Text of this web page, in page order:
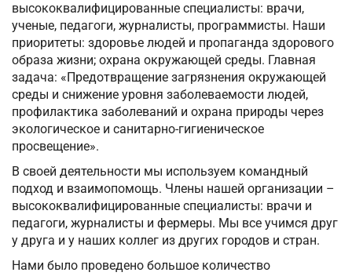
высококвалифицированные специалисты: врачи,
ученые, педагоги, журналисты, программисты. Наши
приоритеты: здоровье людей и пропаганда здорового
образа жизни; охрана окружающей среды. Главная
задача: «Предотвращение загрязнения окружающей
среды и снижение уровня заболеваемости людей,
профилактика заболеваний и охрана природы через
экологическое и санитарно-гигиеническое
просвещение».
В своей деятельности мы используем командный
подход и взаимопомощь. Члены нашей организации –
высококвалифицированные специалисты: врачи и
педагоги, журналисты и фермеры. Мы все учимся друг
у друга и у наших коллег из других городов и стран.
Нами было проведено большое количество